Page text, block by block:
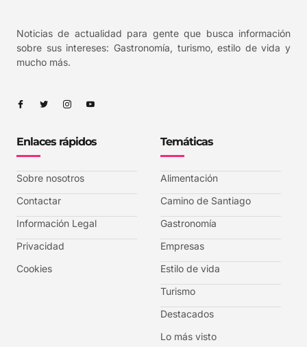
Noticias de actualidad para gente que busca información
sobre sus intereses: Gastronomía, turismo, estilo de vida y
mucho más.
Enlaces rápidos
Sobre nosotros
Contactar
Información Legal
Privacidad
Cookies
Temáticas
Alimentación
Camino de Santiago
Gastronomía
Empresas
Estilo de vida
Turismo
Destacados
Lo más visto